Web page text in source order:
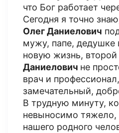
что Бог работает
Сегодня я точно
Олег Даниелович
мужу, папе, дедушке
новую жизнь,
Даниелович не
врач и
замечательный,
В трудную минуту,
невыносимо тяжело,
нашего родного